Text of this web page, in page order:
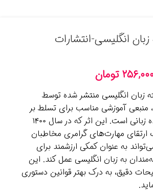
انگلیسی-انتشارات
تومان
زبان انگلیسی منتشر شده توسط
منبعی آموزشی مناسب برای تسلط بر
ساختارهای پیچیده زبانی است. این اثر که در سال ۱۴۰۰
مهارت‌های گرامری مخاطبان
به عنوان کمکی ارزشمند برای
به زبان انگلیسی عمل کند. این
دقیق، به درک بهتر قوانین دستوری